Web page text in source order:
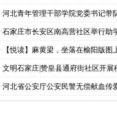
·河北青年管理干部学院党委书记带
·石家庄市长安区南高营社区举行助
· 【悦读】麻黄梁，坐落在榆阳版图
·文明石家庄|赞皇县通府街社区开展
·河北省公安厅公安民警无偿献血传